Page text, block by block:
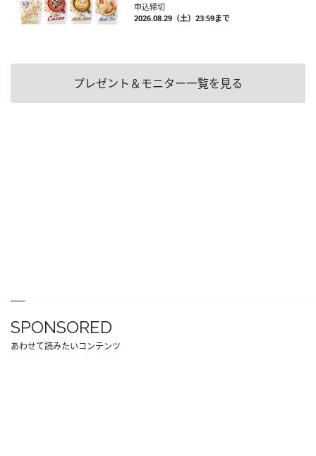
申込締切
2026.08.29（土）23:59まで
プレゼント＆モニター一覧を見る
SPONSORED
あわせて読みたいコンテンツ